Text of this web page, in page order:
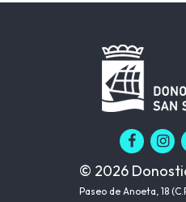
© 2026
Paseo de Anoeta, 18